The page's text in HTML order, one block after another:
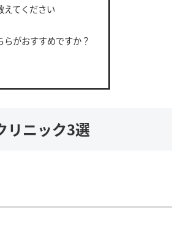
えてください
がおすすめですか？
リニック3選